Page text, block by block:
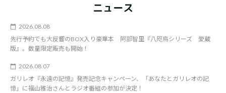
ニュース
2026.08.08
先行予約でも大反響のBOX入り豪華本 阿部智里『八咫烏シリーズ 愛蔵
版』。数量限定販売も開始！
2026.08.07
ガリレオ『永遠の記憶』発売記念キャンペーン、「あなたとガリレオの記
憶」に福山雅治さんとラジオ番組の参加が決定！